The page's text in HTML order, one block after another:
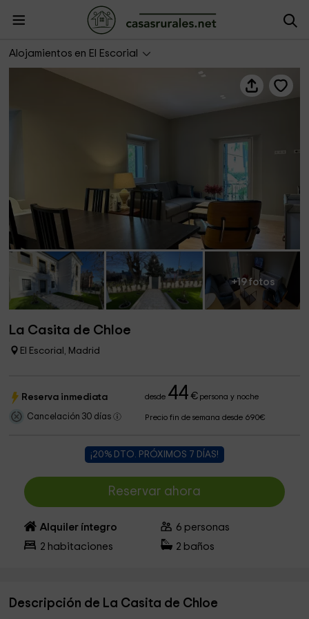
Alojamientos en El Escorial
La Casita de Chloe
+19 fotos
La Casita de Chloe
El Escorial, Madrid
Reserva inmediata desde 44 €persona y noche
Cancelación 30 días Precio fin de semana desde 690€
¡20% DTO. PRÓXIMOS 7 DÍAS!
Reservar ahora
Alquiler íntegro 6 personas
2 habitaciones 2 baños
Descripción de La Casita de Chloe